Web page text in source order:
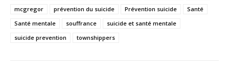
mcgregor
prévention du suicide Prévention suicide
Santé
Santé mentale
souffrance
suicide et santé mentale
suicide prevention
townshippers